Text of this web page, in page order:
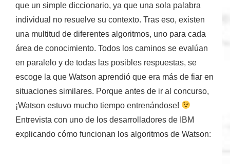
que un simple diccionario, ya que una sola palabra
individual no resuelve su contexto. Tras eso, existen
una multitud de diferentes algoritmos, uno para cada
área de conocimiento. Todos los caminos se evalúan
en paralelo y de todas las posibles respuestas, se
escoge la que Watson aprendió que era más de fiar en
situaciones similares. Porque antes de ir al concurso,
¡Watson estuvo mucho tiempo entrenándose!
Entrevista con uno de los desarrolladores de IBM
explicando cómo funcionan los algoritmos de Watson: